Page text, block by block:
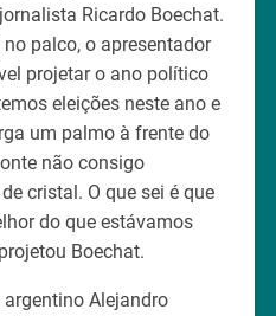
Ricardo Boechat.
palco, o apresentador
projetar o ano político
eleições neste ano e
um palmo à frente do
não consigo
cristal. O que sei é que
do que estávamos
Boechat.
Alejandro